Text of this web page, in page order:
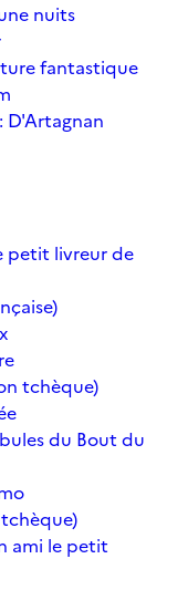
nuits
fantastique
D'Artagnan
petit livreur de
tchèque)
du Bout du
ami le petit